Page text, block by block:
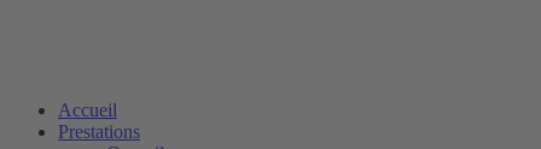
Accueil
Prestations